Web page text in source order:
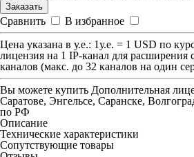
Заказать
Сравнить
В избранное
Цена указана в у.е.: 1у.е. = 1 USD по
лицензия на 1 IP-канал для
каналов (макс. до 32 каналов на один
Вы можете купить Дополнительная
Саратове, Энгельсе, Саранске,
по РФ
Описание
Технические характеристики
Сопутствующие товары